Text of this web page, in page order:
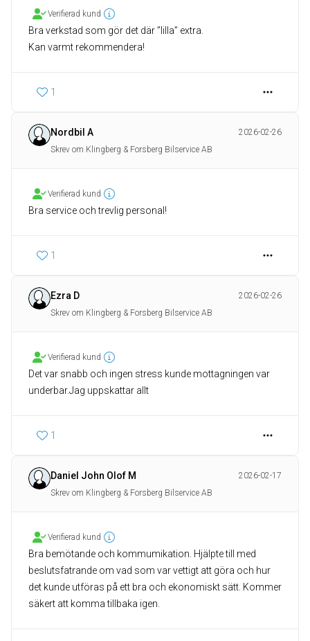
Verifierad kund
Bra verkstad som gör det där ”lilla” extra.
Kan varmt rekommendera!
1
Nordbil A
2026-02-26
Skrev om Klingberg & Forsberg Bilservice AB
Verifierad kund
Bra service och trevlig personal!
1
Ezra D
2026-02-26
Skrev om Klingberg & Forsberg Bilservice AB
Verifierad kund
Det var snabb och ingen stress kunde mottagningen var
underbar.Jag uppskattar allt
1
Daniel John Olof M
2026-02-17
Skrev om Klingberg & Forsberg Bilservice AB
Verifierad kund
Bra bemötande och kommumikation. Hjälpte till med
beslutsfatrande om vad som var vettigt att göra och hur
det kunde utföras på ett bra och ekonomiskt sätt. Kommer
säkert att komma tillbaka igen.